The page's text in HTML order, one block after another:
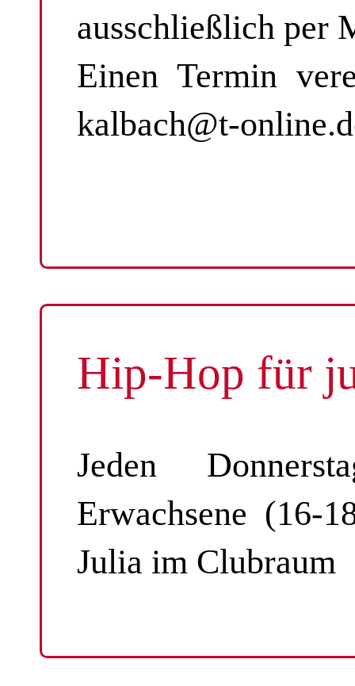
ausschließlich per
Einen Termin
kalbach@t-
Hip-Hop für
Jeden
Erwachsene (16-
Julia im Clubraum